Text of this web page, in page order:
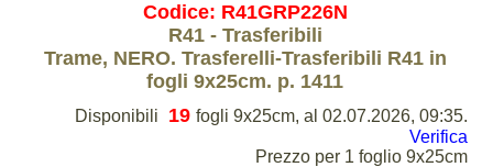
Codice: R41GRP226N
R41 - Trasferibili
Trame, NERO. Trasferelli-Trasferibili R41 in
fogli 9x25cm. p. 1411
Disponibili 19 fogli 9x25cm, al 02.07.2026, 09:35.
Verifica
Prezzo per 1 foglio 9x25cm